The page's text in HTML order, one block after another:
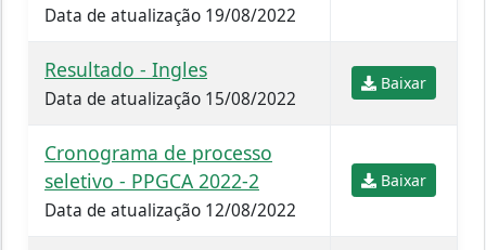
Data de atualização 19/08/2022
Resultado - Ingles
Data de atualização 15/08/2022
Baixar
Cronograma de processo
seletivo - PPGCA 2022-2
Data de atualização 12/08/2022
Baixar